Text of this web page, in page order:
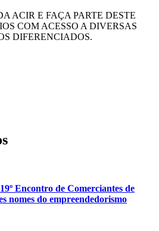
ACIR E FAÇA PARTE DESTE
COM ACESSO A DIVERSAS
DIFERENCIADOS.
Encontro de Comerciantes de
nomes do empreendedorismo